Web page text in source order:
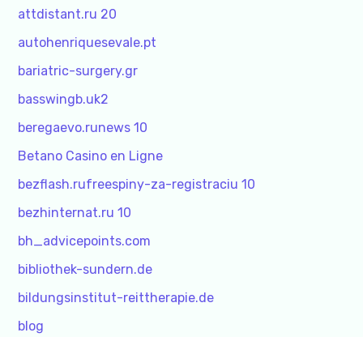
attdistant.ru 20
autohenriquesevale.pt
bariatric-surgery.gr
basswingb.uk2
beregaevo.runews 10
Betano Casino en Ligne
bezflash.rufreespiny-za-registraciu 10
bezhinternat.ru 10
bh_advicepoints.com
bibliothek-sundern.de
bildungsinstitut-reittherapie.de
blog